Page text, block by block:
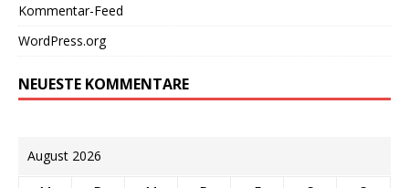
Kommentar-Feed
WordPress.org
NEUESTE KOMMENTARE
August 2026